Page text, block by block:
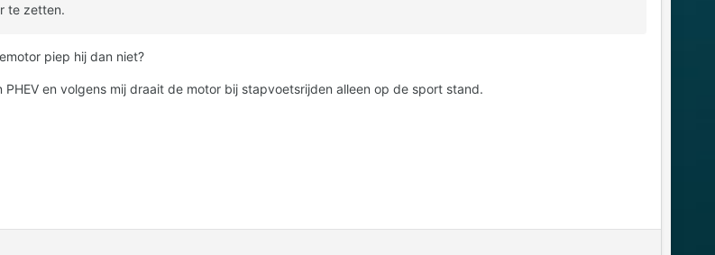
te zetten.
piep hij dan niet?
en volgens mij draait de motor bij stapvoetsrijden alleen op de sport stand.